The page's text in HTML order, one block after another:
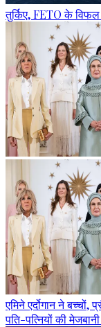
तुर्किए, FETO के विफल
एमिने एर्दोगान ने बच्चों,
पति-पत्नियों की